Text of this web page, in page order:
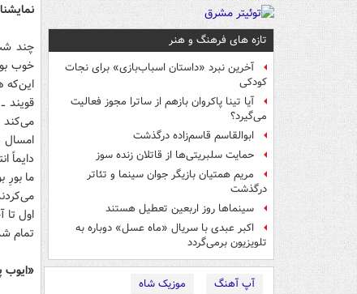
تازه های فرهنگ و هنر
آخرین نبرد «داستان اسباب‌بازی» برای نجات
کودکی
آیا تینا پاکروان بازهم از ساترا مجوز فعالیت
می‌گیرد؟
ابوالقاسم قاسم‌زاده درگذشت
حمایت سلبریتی‌ها از قاتلان زنده سوز
مریم همتیان بازیگر جوان سینما و تئاتر
درگذشت
سینماها روز اربعین تعطیل هستند
اکبر عبدی با سریال «ماه عسل» دوباره به
تلویزیون برمی‌گردد
آپ آهنگ
موزیک شاه
چند
خوب
این‌که
قویند
می‌کند
امسال
دایماً
ما
اول تا
تمام
«ایوب